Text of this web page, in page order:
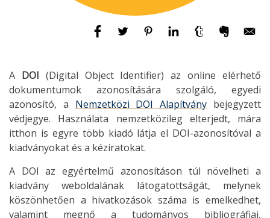
A DOI (Digital Object Identifier) az online elérhető
dokumentumok azonosítására szolgáló, egyedi
azonosító, a Nemzetközi DOI Alapítvány bejegyzett
védjegye. Használata nemzetközileg elterjedt, mára
itthon is egyre több kiadó látja el DOI-azonosítóval a
kiadványokat és a kéziratokat.
A DOI az egyértelmű azonosításon túl növelheti a
kiadvány weboldalának látogatottságát, melynek
köszönhetően a hivatkozások száma is emelkedhet,
valamint megnő a tudományos bibliográfiai,